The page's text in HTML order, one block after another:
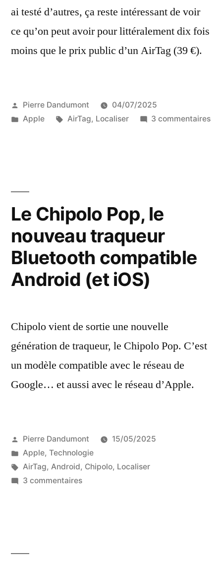
ai testé d’autres, ça reste intéressant de voir
ce qu’on peut avoir pour littéralement dix fois
moins que le prix public d’un AirTag (39 €).
Publié
par
Pierre Dandumont
04/07/2025
Publié
Apple Étiquettes :
AirTag, Localiser 3 commentairessur
Le Chipolo Pop, le
nouveau traqueur
Bluetooth compatible
Android (et iOS)
Chipolo vient de sortie une nouvelle
génération de traqueur, le Chipolo Pop. C’est
un modèle compatible avec le réseau de
Google… et aussi avec le réseau d’Apple.
Publié
par
Pierre Dandumont
15/05/2025
Publié
dans
Apple, Technologie
Étiquettes :
AirTag, Android, Chipolo, Localiser
3 commentairessur